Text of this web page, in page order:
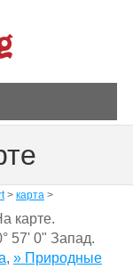
> карта>
карте.
57' 0" Запад.
, » Природные